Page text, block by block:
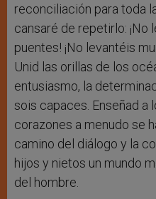
reconciliación para toda
cansaré de repetirlo:
puentes! ¡No levantéis
Unid las orillas de los
entusiasmo, la
sois capaces. Enseñad a
corazones a menudo se
camino del diálogo y la
hijos y nietos un mundo
del hombre.